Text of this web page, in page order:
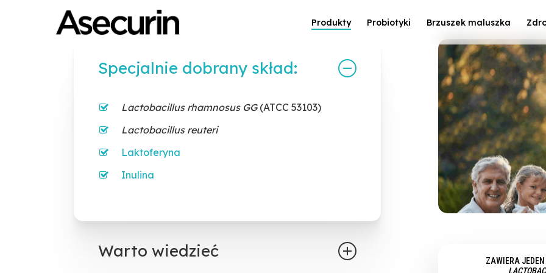
Produkty Probiotyki Brzuszek maluszka
Specjalnie dobrany skład:
Lactobacillus rhamnosus GG(ATCC 53103)
Lactobacillus reuteri
Laktoferyna
Inulina
Warto wiedzieć
ZAWIERA